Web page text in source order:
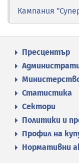
Кампания
Пресцентър
Статистика
Сектори
Политики и
Профил на
Нормативни